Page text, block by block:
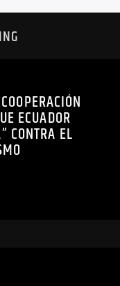
ECUADOR
CONTRA EL